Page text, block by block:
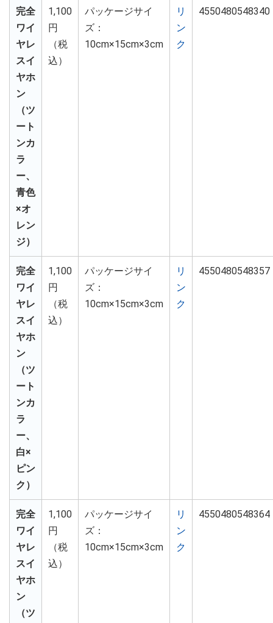
完全
ワイ
ヤレ
スイ
ヤホ
ン
（ツ
ート
ンカ
ラ
ー、
青色
×オ
レン
ジ）
1,100
円
（税
込）
パッケージサイ
ズ：
10cm×15cm×3cm
リ
ン
ク
4550480548340
完全
ワイ
ヤレ
スイ
ヤホ
ン
（ツ
ート
ンカ
ラ
ー、
白×
ピン
ク）
1,100
円
（税
込）
パッケージサイ
ズ：
10cm×15cm×3cm
リ
ン
ク
4550480548357
完全
ワイ
ヤレ
スイ
ヤホ
ン
（ツ
1,100
円
（税
込）
パッケージサイ
ズ：
10cm×15cm×3cm
リ
ン
ク
4550480548364